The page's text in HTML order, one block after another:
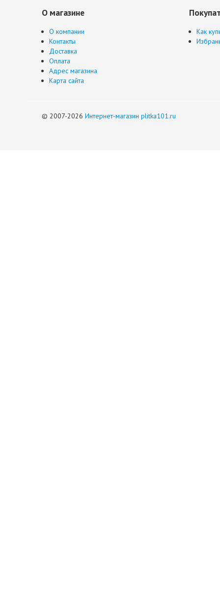
О магазине
О компании
Контакты
Доставка
Оплата
Адрес магазина
Карта сайта
Как
© 2007-2026 Интернет-магазин plitka101.ru